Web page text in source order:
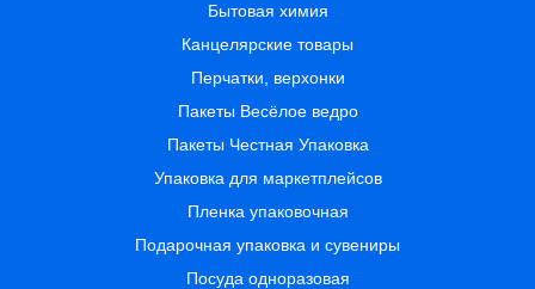
Бытовая химия
Канцелярские товары
Перчатки, верхонки
Пакеты Весёлое ведро
Пакеты Честная Упаковка
Упаковка для маркетплейсов
Пленка упаковочная
Подарочная упаковка и сувениры
Посуда одноразовая